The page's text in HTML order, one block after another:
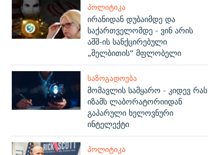
ᲞᲝᲚᲘᲢᲘᲙᲐ
ირანიდან დუბაიმდე და
საქართველომდე - ვინ არის
აშშ-ის სანქცირებული
„შელბითის“ მფლობელი
ᲡᲐᲖᲝᲒᲐᲓᲝᲔᲑᲐ
მომავლის სამყარო - კიდევ რას
იზამს ლაბორატორიიდან
გაპარული ხელოვნური
ინტელექტი
ᲞᲝᲚᲘᲢᲘᲙᲐ